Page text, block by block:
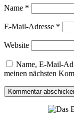
Name *
E-Mail-Adresse *
Website
Name, E-Mail-
meinen nächsten